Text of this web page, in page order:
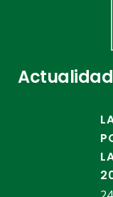
Actualidad